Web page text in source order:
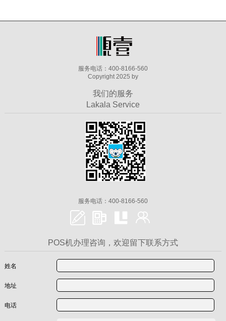
服务电话：400-8166-560
Copyright 2025 by
我们的服务
Lakala Service
服务电话：400-8166-560
POS机办理咨询，欢迎留下联系方式
姓名
地址
电话